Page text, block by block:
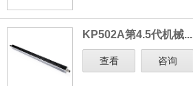
KP502A第4.5代机械...
查看 咨询